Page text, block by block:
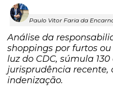
Paulo Vitor Faria da
Análise da
shoppings por furtos
luz do CDC, súmula 130
jurisprudência recente,
indenização.